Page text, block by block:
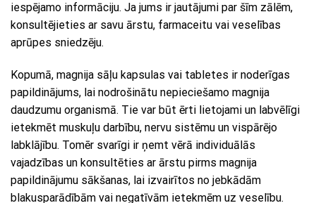
iespējamo informāciju. Ja jums ir jautājumi par šīm zālēm,
konsultējieties ar savu ārstu, farmaceitu vai veselības
aprūpes sniedzēju.
Kopumā, magnija sāļu kapsulas vai tabletes ir noderīgas
papildinājums, lai nodrošinātu nepieciešamo magnija
daudzumu organismā. Tie var būt ērti lietojami un labvēlīgi
ietekmēt muskuļu darbību, nervu sistēmu un vispārējo
labklājību. Tomēr svarīgi ir ņemt vērā individuālās
vajadzības un konsultēties ar ārstu pirms magnija
papildinājumu sākšanas, lai izvairītos no jebkādām
blakusparādībām vai negatīvām ietekmēm uz veselību.